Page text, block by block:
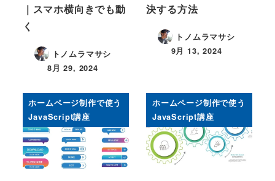
｜スマホ横向きでも動
く
トノムラマサシ
8月 29, 2024
決する方法
トノムラマサシ
9月 13, 2024
ホームページ制作で使う
JavaScript講座
ホームページ制作で使う
JavaScript講座